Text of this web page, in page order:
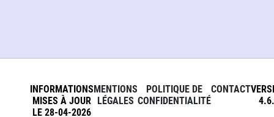
INFORMATIONS
MISES À JOUR
LE 28-04-2026
MENTIONS
LÉGALES
POLITIQUE DE
CONFIDENTIALITÉ
CONTACT